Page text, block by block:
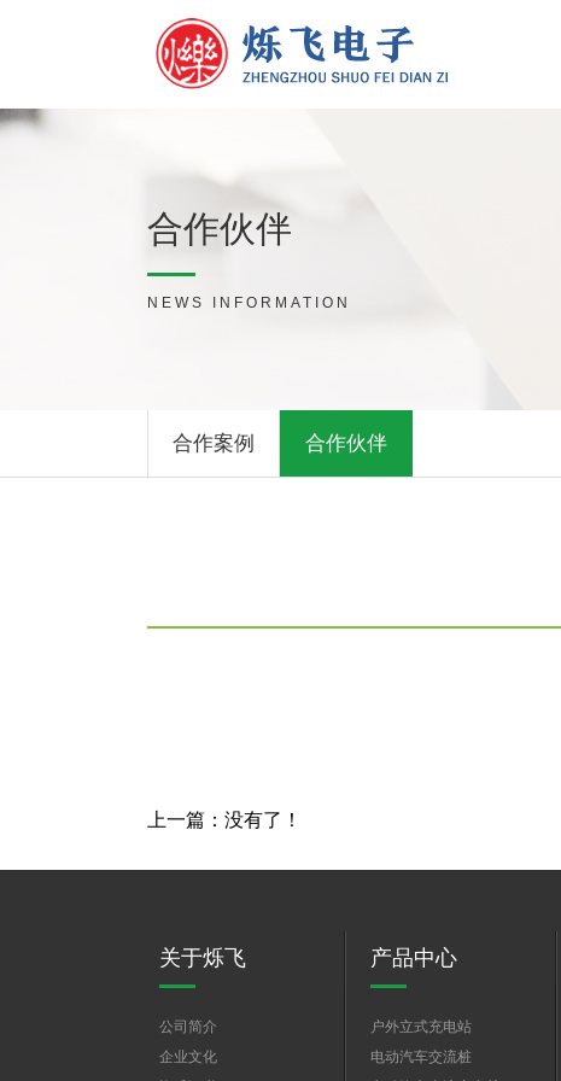
合作伙伴
NEWS INFORMATION
合作案例 合作伙伴
上一篇：没有了！
关于烁飞
公司简介
企业文化
产品中心
户外立式充电站
电动汽车交流桩